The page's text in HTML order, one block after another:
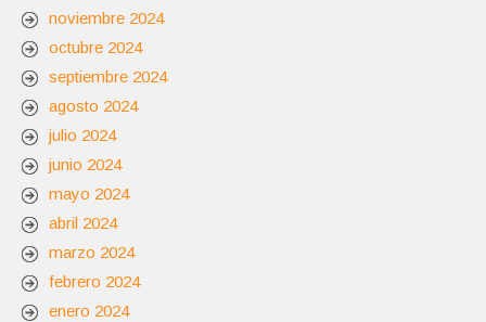
noviembre 2024
octubre 2024
septiembre 2024
agosto 2024
julio 2024
junio 2024
mayo 2024
abril 2024
marzo 2024
febrero 2024
enero 2024